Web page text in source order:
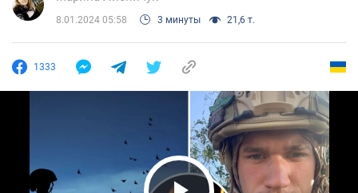
8.01.2024 05:58 3 минуты 21,6 т.
1333